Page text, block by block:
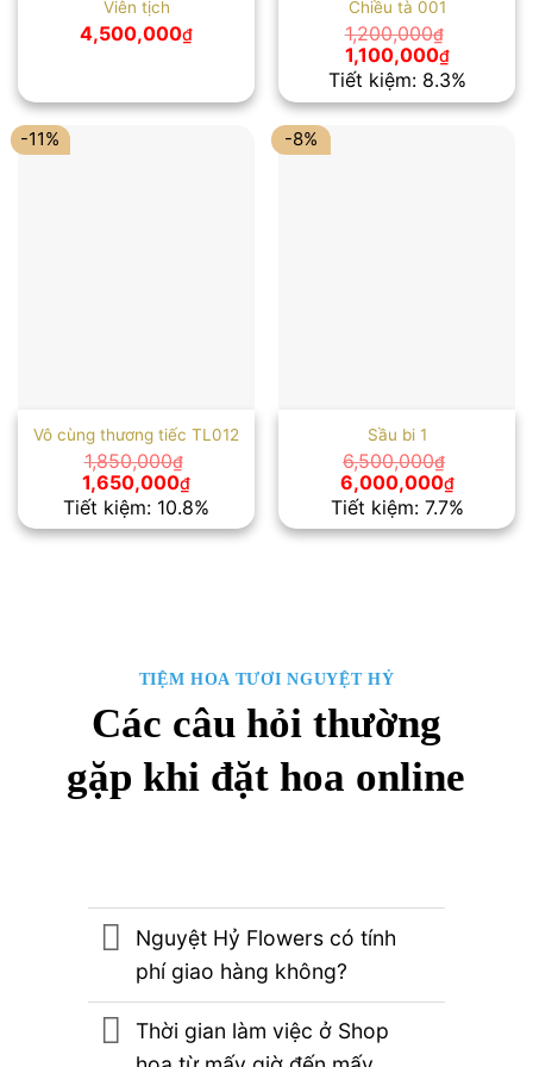
Viên tịch
4,500,000₫
Chiều tà 001
1,200,000₫
Giá
gốc
là:
1,200,000₫.
1,100,000₫Giá
hiện
tại
là:
Tiết kiệm: 8.3%
-11%
Vô cùng thương tiếc TL012
1,850,000₫
Giá
gốc
là:
1,850,000₫.
1,650,000₫Giá
hiện
tại
là:
Tiết kiệm: 10.8%
-8%
Sầu bi 1
6,500,000₫
Giá
gốc
là:
6,500,000₫.
6,000,000₫Giá
hiện
tại
là:
Tiết kiệm: 7.7%
TIỆM HOA TƯƠI NGUYỆT HỶ
Các câu hỏi thường
gặp khi đặt hoa online
Nguyệt Hỷ Flowers có tính
phí giao hàng không?
Thời gian làm việc ở Shop